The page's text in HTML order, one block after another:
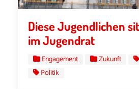
Diese Jugendlichen
im Jugendrat
Engagement Zukunft
Politik